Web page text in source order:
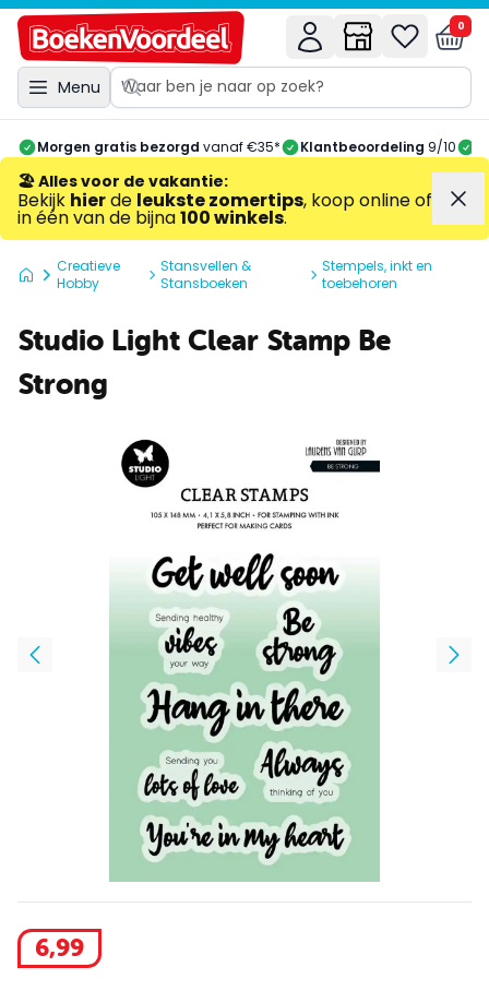
Menu
0
Morgen gratis bezorgd vanaf €35* Klantbeoordeling 9/10
🏖️ Alles voor de vakantie:
Bekijk hierde leukste zomertips, koop online of
in één van de bijna100 winkels.
Creatieve
Hobby
Stansvellen &
Stansboeken
Stempels, inkt en
toebehoren
Studio Light Clear Stamp Be
Strong
6,99